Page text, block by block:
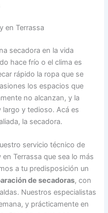
en Terrassa
secadora en la vida
hace frío o el clima es
rápido la ropa que se
los espacios que
no alcanzan, y la
y tedioso. Acá es
la secadora.
servicio técnico de
Terrassa que sea lo más
a tu predisposición un
de secadoras, con
Nuestros especialistas
y prácticamente en